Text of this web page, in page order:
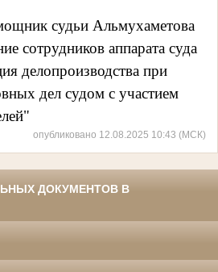
судьи Альмухаметова
сотрудников аппарата суда
делопроизводства при
дел судом с участием
опубликовано 12.08.2025 10:43 (МСК)
ДОКУМЕНТОВ В